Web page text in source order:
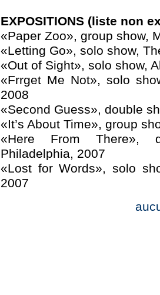
EXPOSITIONS (liste non
«Paper Zoo», group show,
«Letting Go», solo show,
«Out of Sight», solo show,
«Frrget Me Not», solo
2008
«Second Guess», double
«It’s About Time», group
«Here From There»,
Philadelphia, 2007
«Lost for Words», solo
2007